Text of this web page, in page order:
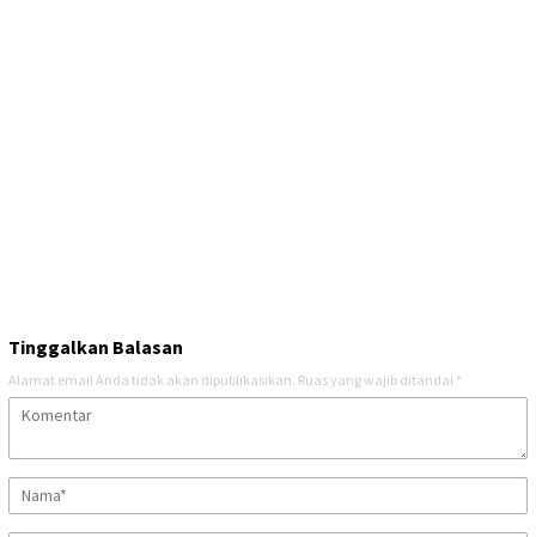
Tinggalkan Balasan
Alamat email Anda tidak akan dipublikasikan. Ruas yang wajib ditandai *